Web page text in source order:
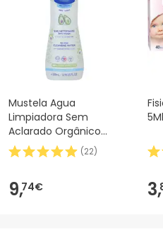
Mustela Agua
Limpiadora Sem
Aclarado Orgânico
500ml
(22)
9,74€ 3,